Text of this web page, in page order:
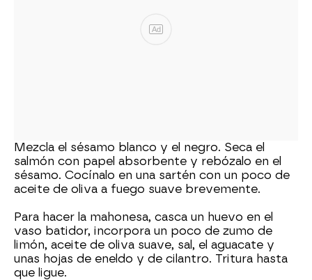
Ad
Mezcla el sésamo blanco y el negro. Seca el
salmón con papel absorbente y rebózalo en el
sésamo. Cocínalo en una sartén con un poco de
aceite de oliva a fuego suave brevemente.
Para hacer la mahonesa, casca un huevo en el
vaso batidor, incorpora un poco de zumo de
limón, aceite de oliva suave, sal, el aguacate y
unas hojas de eneldo y de cilantro. Tritura hasta
que ligue.